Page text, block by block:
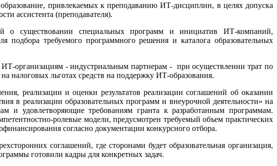
привлекаемых к преподаванию ИТ-дисциплин, в целях допуска
ассистента (преподавателя).
о существовании специальных программ и инициатив ИТ-компаний,
требуемого программного решения и каталога образовательных
организациям - индустриальным партнерам - при осуществлении трат по
налоговых льготах средств на поддержку ИТ-образования.
реализации и оценки результатов реализации соглашений об оказании
в реализации образовательных программ и внеурочной деятельности» на
и удовлетворяющие требованиям гранта к разработанным программам.
ролевые модели, предусмотрен требуемый объем практических
согласно документации конкурсного отбора.
соглашений, где сторонами будет образовательная организация,
готовили кадры для конкретных задач.